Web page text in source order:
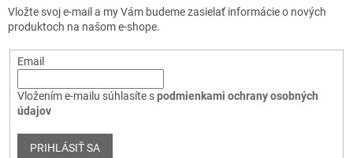
Vložte svoj e-mail a my Vám budeme zasielať informácie o nových
produktoch na našom e-shope.
Email
Vložením e-mailu súhlasíte spodmienkami ochrany osobných
údajov
PRIHLÁSIŤ SA